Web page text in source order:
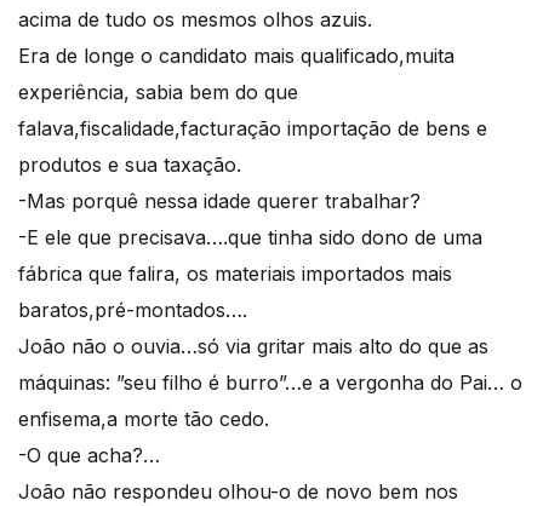
acima de tudo os mesmos olhos azuis.
Era de longe o candidato mais qualificado,muita
experiência, sabia bem do que
falava,fiscalidade,facturação importação de bens e
produtos e sua taxação.
-Mas porquê nessa idade querer trabalhar?
-E ele que precisava….que tinha sido dono de uma
fábrica que falira, os materiais importados mais
baratos,pré-montados….
João não o ouvia…só via gritar mais alto do que as
máquinas: ”seu filho é burro”…e a vergonha do Pai… o
enfisema,a morte tão cedo.
-O que acha?…
João não respondeu olhou-o de novo bem nos